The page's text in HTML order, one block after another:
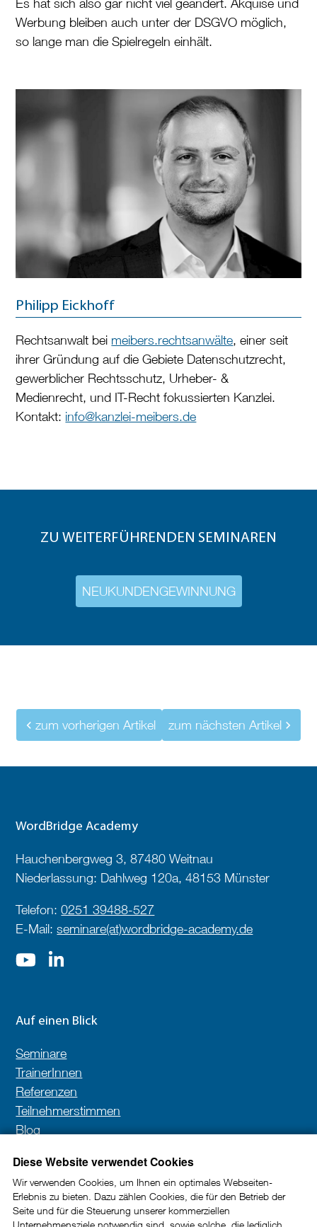
Diese Website verwendet Cookies
Wir verwenden Cookies, um Ihnen ein optimales Webseiten-
Erlebnis zu bieten. Dazu zählen Cookies, die für den Betrieb der
Seite und für die Steuerung unserer kommerziellen
Unternehmensziele notwendig sind, sowie solche, die lediglich
Es hat sich also gar nicht viel geändert. Akquise und
Werbung bleiben auch unter der DSGVO möglich,
so lange man die Spielregeln einhält.
Philipp Eickhoff
Rechtsanwalt bei meibers.rechtsanwälte, einer seit
ihrer Gründung auf die Gebiete Datenschutzrecht,
gewerblicher Rechtsschutz, Urheber- &
Medienrecht, und IT-Recht fokussierten Kanzlei.
Kontakt: info@kanzlei-meibers.de
ZU WEITERFÜHRENDEN SEMINAREN
NEUKUNDENGEWINNUNG
zum vorherigen Artikel zum nächsten Artikel
WordBridge Academy
Hauchenbergweg 3, 87480 Weitnau
Niederlassung: Dahlweg 120a, 48153 Münster
Telefon:0251 39488-527
E-Mail:seminare(at)wordbridge-academy.de
Auf einen Blick
Seminare
TrainerInnen
Referenzen
Teilnehmerstimmen
Blog
Newsletter